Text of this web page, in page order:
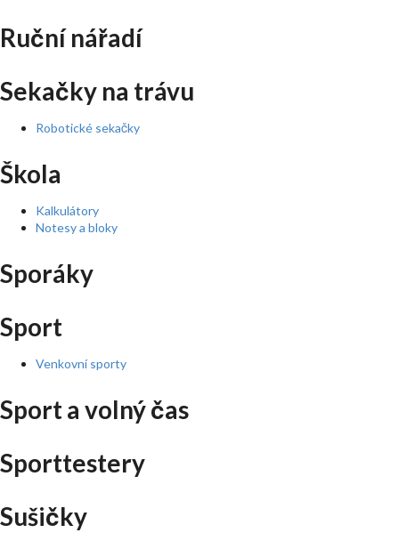
Ruční nářadí
Sekačky na trávu
Robotické sekačky
Škola
Kalkulátory
Notesy a bloky
Sporáky
Sport
Venkovní sporty
Sport a volný čas
Sporttestery
Sušičky